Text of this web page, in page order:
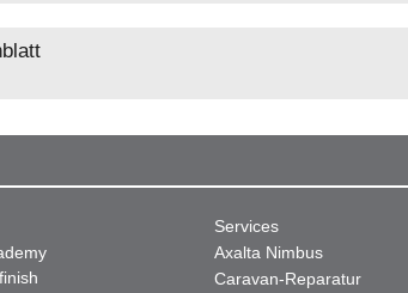
Services
Axalta Nimbus
Caravan-Reparatur